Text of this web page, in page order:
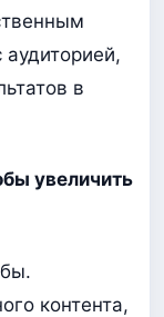
в
увеличить
контента,